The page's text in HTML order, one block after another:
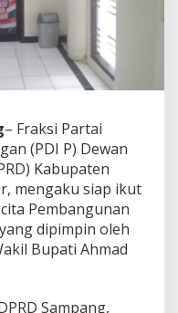
– Fraksi Partai
(PDI P) Dewan
Kabupaten
mengaku siap ikut
Pembangunan
dipimpin oleh
Bupati Ahmad
Sampang,